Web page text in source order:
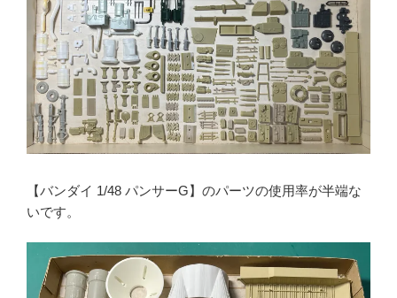
【バンダイ 1/48 パンサーG】のパーツの使用率が半端な
いです。